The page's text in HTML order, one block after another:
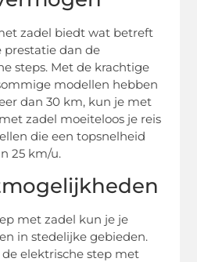
zadel biedt wat betreft
prestatie dan de
steps. Met de krachtige
modellen hebben
dan 30 km, kun je met
zadel moeiteloos je reis
die een topsnelheid
25 km/u.
met zadel kun je je
in stedelijke gebieden.
elektrische step met